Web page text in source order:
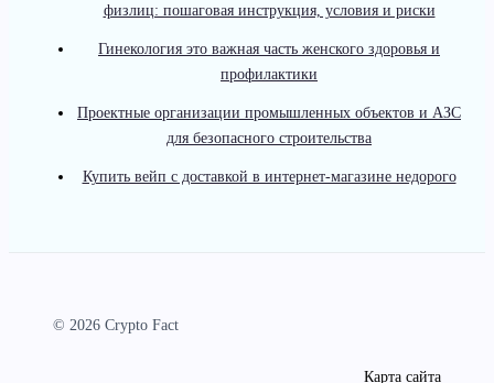
физлиц: пошаговая инструкция, условия и риски
Гинекология это важная часть женского здоровья и
профилактики
Проектные организации промышленных объектов и АЗС
для безопасного строительства
Купить вейп с доставкой в интернет-магазине недорого
© 2026 Crypto Fact
Карта сайта